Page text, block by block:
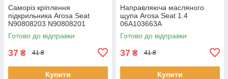
Саморіз кріплення
підкрильника Arosa Seat
N90808203 N90808201
Готово до відправки
37 ₴ 41 ₴
Купити
Направляюча масляного
щупа Arosa Seat 1.4
06A103663A
Готово до відправки
37 ₴ 41 ₴
Купити